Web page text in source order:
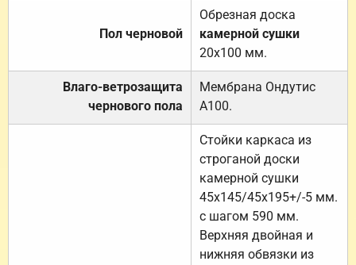
Пол черновой
Обрезная доска
камерной сушки
20х100 мм.
Влаго-ветрозащита
чернового пола
Мембрана Ондутис
А100.
Стойки каркаса из
строганой доски
камерной сушки
45х145/45х195+/-5 мм.
с шагом 590 мм.
Верхняя двойная и
нижняя обвязки из